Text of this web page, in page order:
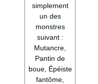
simplement
un des
monstres
suivant :
Mutancre,
Pantin de
boue, Épéiste
fantôme,